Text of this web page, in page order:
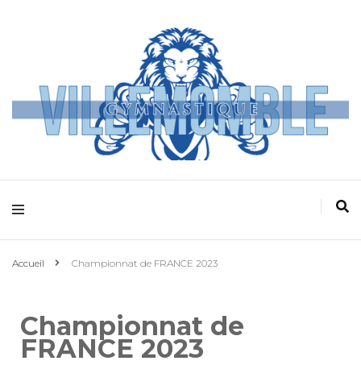
Villemomble
Gymnastique
Accueil Championnat de FRANCE 2023
Championnat de
FRANCE 2023